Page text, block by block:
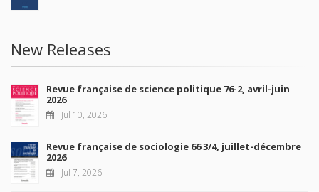
New Releases
Revue française de science politique 76-2, avril-juin
2026
Jul 10, 2026
Revue française de sociologie 66 3/4, juillet-décembre
2026
Jul 7, 2026